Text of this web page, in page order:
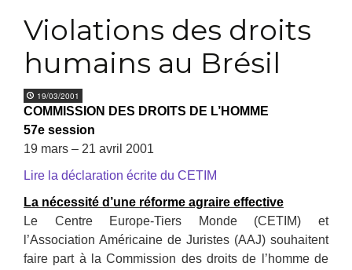
Violations des droits
humains au Brésil
19/03/2001
COMMISSION DES DROITS DE L’HOMME
57e session
19 mars – 21 avril 2001
Lire la déclaration écrite du CETIM
La nécessité d’une réforme agraire effective
Le Centre Europe-Tiers Monde (CETIM) et
l’Association Américaine de Juristes (AAJ) souhaitent
faire part à la Commission des droits de l’homme de